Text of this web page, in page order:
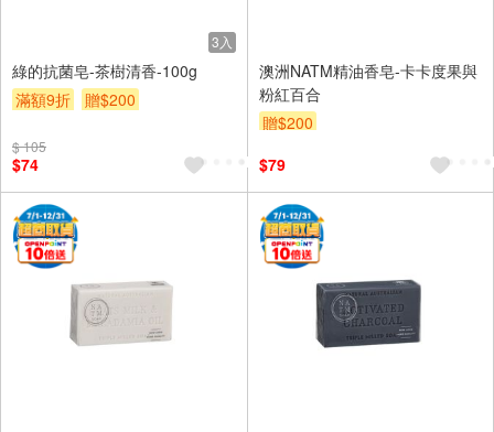
3入
綠的抗菌皂-茶樹清香-100g
滿額9折
贈$200
$ 105
$74
澳洲NATM精油香皂-卡卡度果與
粉紅百合
贈$200
$79